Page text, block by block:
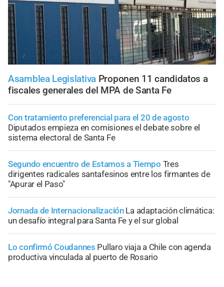
Asamblea Legislativa Proponen 11 candidatos a
fiscales generales del MPA de Santa Fe
Con tratamiento preferencial para el 20 de agosto
Diputados empieza en comisiones el debate sobre el
sistema electoral de Santa Fe
Segundo encuentro de Estamos a Tiempo Tres
dirigentes radicales santafesinos entre los firmantes de
"Apurar el Paso"
Jornada de Internacionalización La adaptación climática:
un desafío integral para Santa Fe y el sur global
Lo confirmó Coudannes Pullaro viaja a Chile con agenda
productiva vinculada al puerto de Rosario